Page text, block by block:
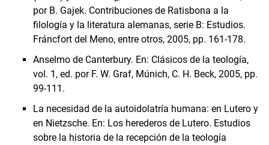
por B. Gajek. Contribuciones de Ratisbona a la
filología y la literatura alemanas, serie B: Estudios.
Fráncfort del Meno, entre otros, 2005, pp. 161-178.
Anselmo de Canterbury. En: Clásicos de la teología,
vol. 1, ed. por F. W. Graf, Múnich, C. H. Beck, 2005, pp.
99-111.
La necesidad de la autoidolatría humana: en Lutero y
en Nietzsche. En: Los herederos de Lutero. Estudios
sobre la historia de la recepción de la teología